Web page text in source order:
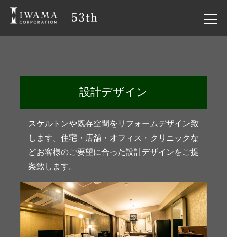
設計デザイン
スケルトンや既存空間をリフォームデザイン致
します。住宅・店舗・オフィス・クリニックな
どお客様のご要望に合った設計デザインをご提
案致します。